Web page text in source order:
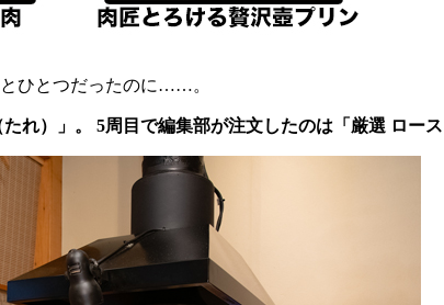
ひとつだったのに……。
れ）」。 5周目で編集部が注文したのは「厳選 ロー